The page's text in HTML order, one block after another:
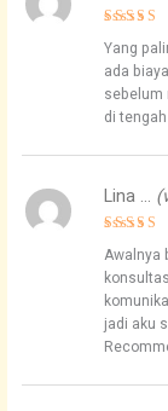
4
out of 5
Yang
ada
sebelum
di
Rated
out of 5
Lina …
Awalnya
jadi aku